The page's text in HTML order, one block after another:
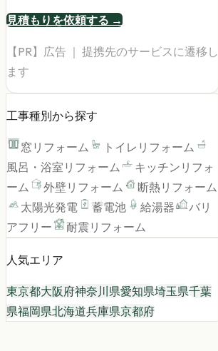
見積もりを依頼する →
【PR】広告 ｜ 提携先のサービスに遷移し
ます
工事種別から探す
窓リフォーム
トイレリフォーム
風呂・浴室リフォーム
キッチンリフォ
ーム
外壁リフォーム
断熱リフォーム
太陽光発電
蓄電池 給湯器
バリ
アフリー
耐震リフォーム
人気エリア
東京都大阪府神奈川県愛知県埼玉県千葉
県福岡県北海道兵庫県京都府